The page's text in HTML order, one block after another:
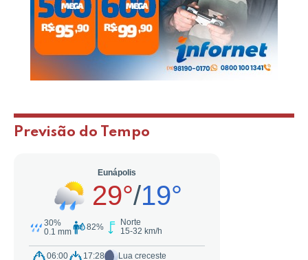
Previsão do Tempo